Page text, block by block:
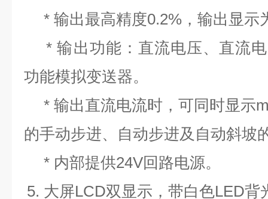
* 输出最高精度0.2%，输出显示
* 输出功能：直流电压、直流电
功能模拟变送器。
* 输出直流电流时，可同时显示
的手动步进、自动步进及自动斜坡
* 内部提供24V回路电源。
5. 大屏LCD双显示，带白色LED背